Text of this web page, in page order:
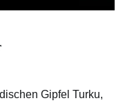
Gipfel Turku,